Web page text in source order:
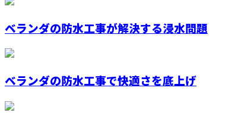
ベランダの防水工事が解決する浸水問題
ベランダの防水工事で快適さを底上げ